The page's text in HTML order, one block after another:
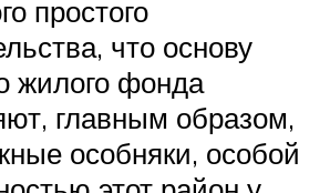
простого
что основу
жилого фонда
главным образом,
особняки, особой